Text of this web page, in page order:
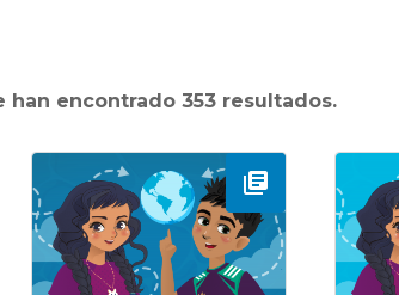
han encontrado 353 resultados.